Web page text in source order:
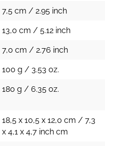
7,5 cm / 2.95 inch
13,0 cm / 5.12 inch
7,0 cm / 2.76 inch
100 g / 3.53 oz.
180 g / 6.35 oz.
18,5 x 10,5 x 12,0 cm / 7,3
x 4,1 x 4,7 inch cm